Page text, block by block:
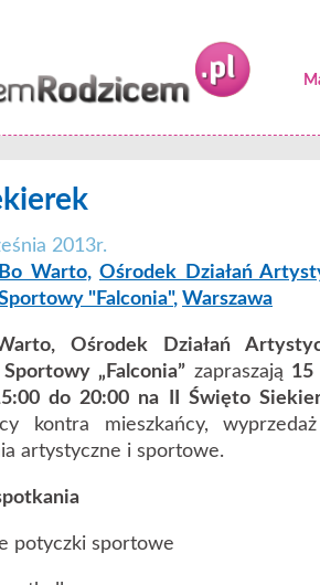
2013r.
Warto, Ośrodek Działań
"Falconia", Warszawa
Ośrodek Działań
„Falconia” zapraszają 15
do 20:00 na II Święto
kontra mieszkańcy,
artystyczne i sportowe.
potyczki sportowe